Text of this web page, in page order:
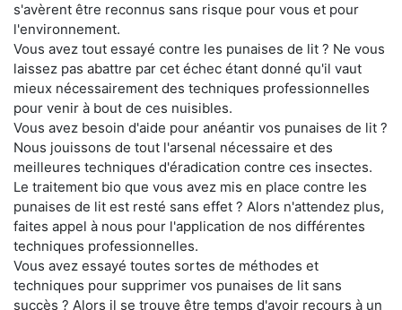
s'avèrent être reconnus sans risque pour vous et pour
l'environnement.
Vous avez tout essayé contre les punaises de lit ? Ne vous
laissez pas abattre par cet échec étant donné qu'il vaut
mieux nécessairement des techniques professionnelles
pour venir à bout de ces nuisibles.
Vous avez besoin d'aide pour anéantir vos punaises de lit ?
Nous jouissons de tout l'arsenal nécessaire et des
meilleures techniques d'éradication contre ces insectes.
Le traitement bio que vous avez mis en place contre les
punaises de lit est resté sans effet ? Alors n'attendez plus,
faites appel à nous pour l'application de nos différentes
techniques professionnelles.
Vous avez essayé toutes sortes de méthodes et
techniques pour supprimer vos punaises de lit sans
succès ? Alors il se trouve être temps d'avoir recours à un